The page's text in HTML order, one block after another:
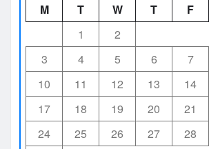
M
T W T F
1
2
3
4 5 6 7
10
11 12 13 14
17
18 19 20 21
24
25 26 27 28